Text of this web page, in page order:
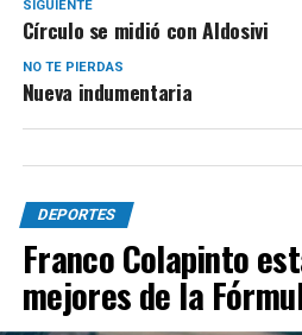
SIGUIENTE
Círculo se midió con Aldosivi
NO TE PIERDAS
Nueva indumentaria
DEPORTES
Franco Colapinto
mejores de la